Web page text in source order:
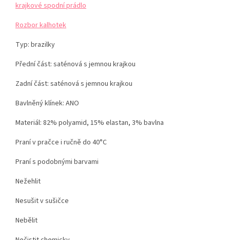
krajkové spodní prádlo
Rozbor kalhotek
Typ: brazilky
Přední část: saténová s jemnou krajkou
Zadní část: saténová s jemnou krajkou
Bavlněný klínek: ANO
Materiál: 82% polyamid, 15% elastan, 3% bavlna
Praní v pračce i ručně do 40°C
Praní s podobnými barvami
Nežehlit
Nesušit v sušičce
Nebělit